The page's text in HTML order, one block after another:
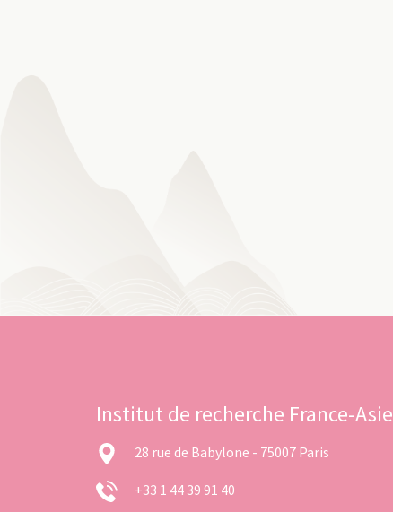
Institut de recherche France-Asie
28 rue de Babylone - 75007 Paris
+33 1 44 39 91 40